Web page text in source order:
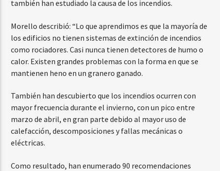
también han estudiado la causa de los incendios.
Morello describió: “Lo que aprendimos es que la mayoría de
los edificios no tienen sistemas de extinción de incendios
como rociadores. Casi nunca tienen detectores de humo o
calor. Existen grandes problemas con la forma en que se
mantienen heno en un granero ganado.
También han descubierto que los incendios ocurren con
mayor frecuencia durante el invierno, con un pico entre
marzo de abril, en gran parte debido al mayor uso de
calefacción, descomposiciones y fallas mecánicas o
eléctricas.
Como resultado, han enumerado 90 recomendaciones